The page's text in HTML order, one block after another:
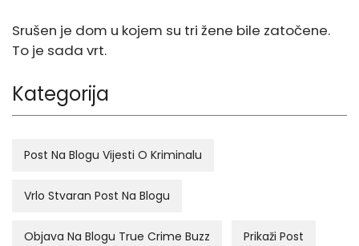
Srušen je dom u kojem su tri žene bile zatočene.
To je sada vrt.
Kategorija
Post Na Blogu Vijesti O Kriminalu
Vrlo Stvaran Post Na Blogu
Objava Na Blogu True Crime Buzz Prikaži Post